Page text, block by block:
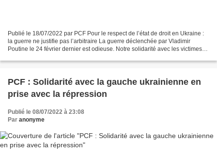
Publié le 18/07/2022 par PCF Pour le respect de l’état de droit en Ukraine :
la guerre ne justifie pas l’arbitraire La guerre déclenchée par Vladimir
Poutine le 24 février dernier est odieuse. Notre solidarité avec les victimes
PCF : Solidarité avec la gauche ukrainienne en
prise avec la répression
Publié le 08/07/2022 à 23:08
Par anonyme